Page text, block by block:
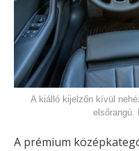
A kiálló kijelzőn kívül
elsőrangú.
A prémium